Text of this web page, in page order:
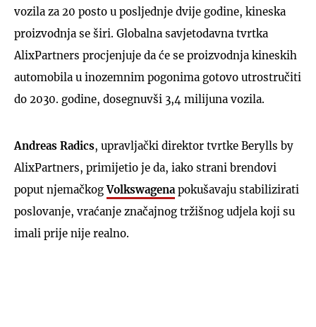
vozila za 20 posto u posljednje dvije godine, kineska
proizvodnja se širi. Globalna savjetodavna tvrtka
AlixPartners procjenjuje da će se proizvodnja kineskih
automobila u inozemnim pogonima gotovo utrostručiti
do 2030. godine, dosegnuvši 3,4 milijuna vozila.
Andreas Radics, upravljački direktor tvrtke Berylls by
AlixPartners, primijetio je da, iako strani brendovi
poput njemačkogVolkswagena pokušavaju stabilizirati
poslovanje, vraćanje značajnog tržišnog udjela koji su
imali prije nije realno.